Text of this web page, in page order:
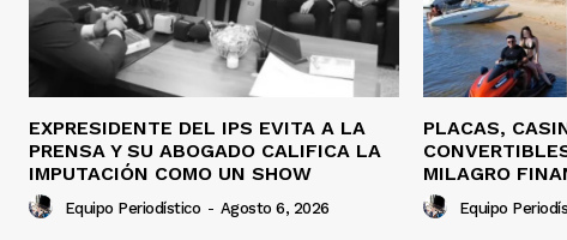
EXPRESIDENTE DEL IPS EVITA A LA
PRENSA Y SU ABOGADO CALIFICA LA
IMPUTACIÓN COMO UN SHOW
Equipo Periodístico - Agosto 6, 2026
PLACAS,
MILAGRO
Equipo